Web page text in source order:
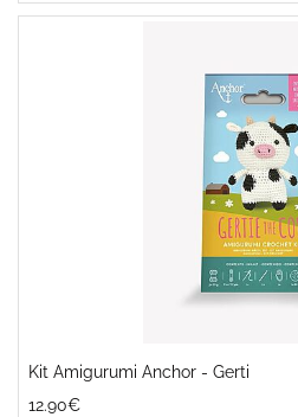
Kit Amigurumi Anchor - Gerti
12.90€